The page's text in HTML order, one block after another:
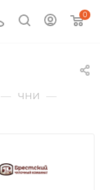
0
— ЧНИ —